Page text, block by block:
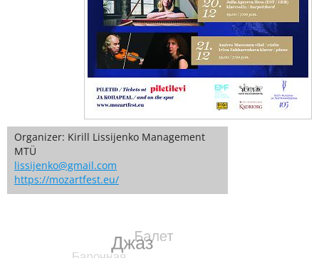
Organizer: Kirill Lissijenko Management
MTÜ
lissijenko@gmail.com
https://mozartfest.eu/